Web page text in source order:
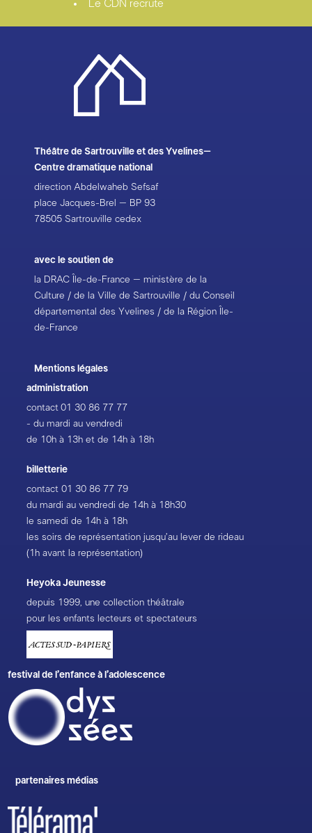
Le CDN recrute
Théâtre de Sartrouville et des Yvelines–
Centre dramatique national
direction Abdelwaheb Sefsaf
place Jacques-Brel – BP 93
78505 Sartrouville cedex
avec le soutien de
la DRAC Île-de-France – ministère de la
Culture / de la Ville de Sartrouville / du Conseil
départemental des Yvelines / de la Région Île-
de-France
Mentions légales
administration
contact01 30 86 77 77
- du mardi au vendredi
de 10h à 13h et de 14h à 18h
billetterie
contact01 30 86 77 79
du mardi au vendredi de 14h à 18h30
le samedi de 14h à 18h
les soirs de représentation jusqu’au lever de rideau
(1h avant la représentation)
Heyoka Jeunesse
depuis 1999, une collection théâtrale
pour les enfants lecteurs et spectateurs
festival de l’enfance à l’adolescence
partenaires médias